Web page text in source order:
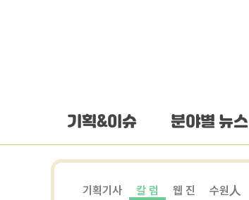
기획&이슈 분야별 뉴스
기획기사 칼 럼 웹 진 수원人